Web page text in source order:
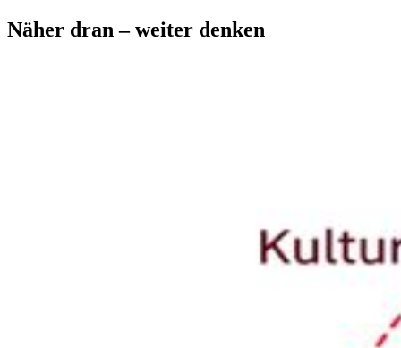
Näher dran – weiter denken